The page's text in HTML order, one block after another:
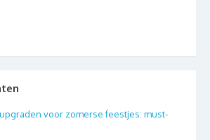
voor zomerse feestjes: must-